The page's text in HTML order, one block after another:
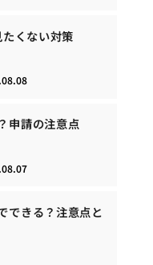
くない対策
申請の注意点
できる？注意点と